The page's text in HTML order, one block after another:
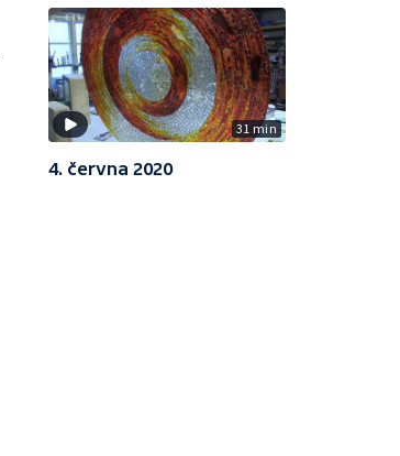
31 min
4. června 2020